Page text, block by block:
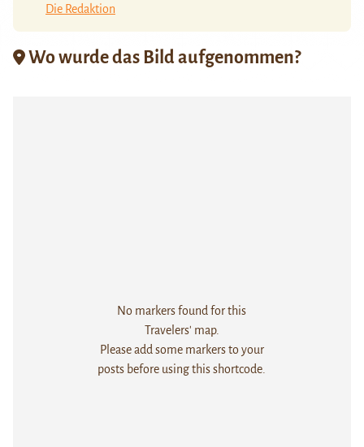
Die Redaktion
Wo wurde das Bild aufgenommen?
No markers found for this
Travelers' map.
Please add some markers to your
posts before using this shortcode.